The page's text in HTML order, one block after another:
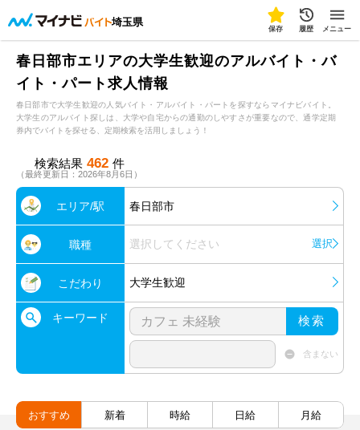
埼玉県
保存 履歴 メニュー
春日部市エリアの大学生歓迎のアルバイト・バ
イト・パート求人情報
春日部市で大学生歓迎の人気バイト・アルバイト・パートを探すならマイナビバイト。
大学生のアルバイト探しは、大学や自宅からの通勤のしやすさが重要なので、通学定期
券内でバイトを探せる、定期検索を活用しましょう！
検索結果 462 件
（最終更新日：2026年8月6日）
エリア/駅 春日部市
職種 選択してください 選択
こだわり 大学生歓迎
キーワード 検索
含まない
おすすめ 新着 時給 日給 月給